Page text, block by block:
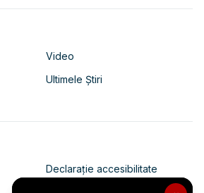
Video
Ultimele Știri
Declarație accesibilitate